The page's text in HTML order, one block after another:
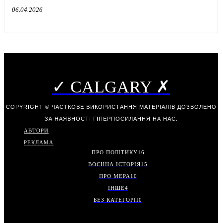
06.04.2026
✓ CALGARY ✗
COPYRIGHT © ЧАСТКОВЕ ВИКОРИСТАННЯ МАТЕРІАЛІВ ДОЗВОЛЕНО
ЗА НАЯВНОСТІ ГІПЕРПОСИЛАННЯ НА НАС.
АВТОРИ
РЕКЛАМА
ПРО ПОЛІТИКУ16
ВОЄННА ІСТОРІЯ15
ПРО МЕРА 10
ІНШЕ4
БЕЗ КАТЕГОРІЇ0